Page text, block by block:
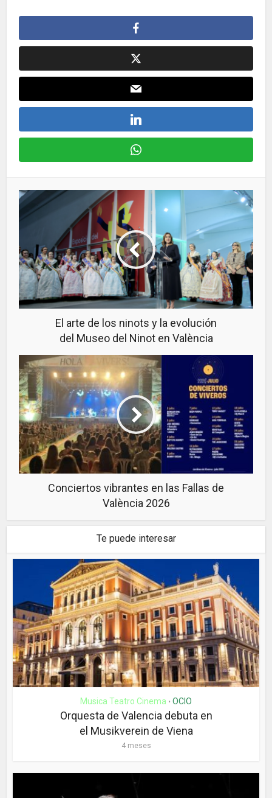
El arte de los ninots y la evolución
del Museo del Ninot en València
Conciertos vibrantes en las Fallas de
València 2026
Te puede interesar
Musica Teatro Cinema • OCIO
Orquesta de Valencia debuta en
el Musikverein de Viena
4 meses